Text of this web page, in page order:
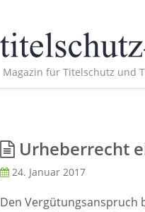
Magazin für Titelschutz und
Urheberrecht
24. Januar 2017
Den Vergütungsanspruch